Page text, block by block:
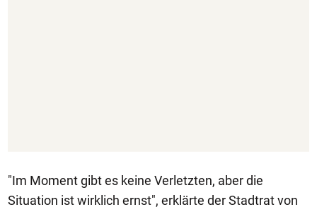
"Im Moment gibt es keine Verletzten, aber die
Situation ist wirklich ernst", erklärte der Stadtrat von